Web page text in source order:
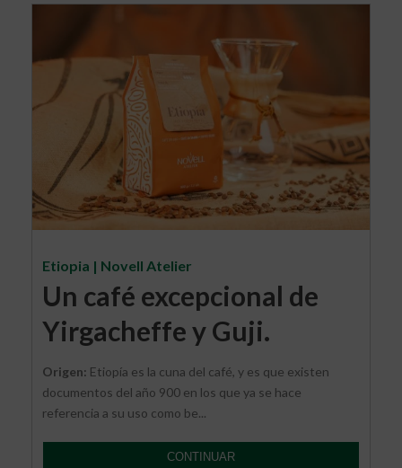
Etiopia | Novell Atelier
Un café excepcional de
Yirgacheffe y Guji.
Origen: Etiopía es la cuna del café, y es que existen
documentos del año 900 en los que ya se hace
referencia a su uso como be...
CONTINUAR